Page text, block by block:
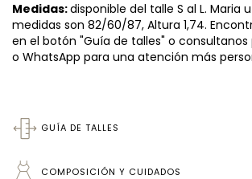
Medidas:disponible del talle S al L. Maria
medidas son 82/60/87, Altura 1,74.
en el botón "Guía de talles" o
o WhatsApp para una atención más
GUÍA DE TALLES
COMPOSICIÓN Y CUIDADOS